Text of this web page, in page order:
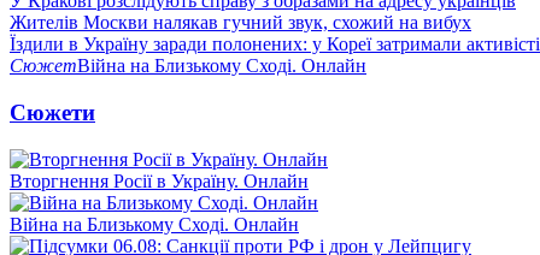
Жителів Москви налякав гучний звук, схожий на вибух
Їздили в Україну заради полонених: у Кореї затримали
СюжетВійна на Близькому Сході. Онлайн
Сюжети
Вторгнення Росії в Україну. Онлайн
Війна на Близькому Сході. Онлайн